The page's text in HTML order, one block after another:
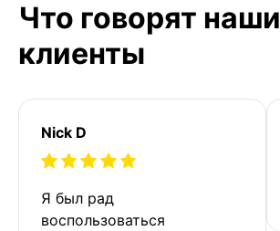
Что говорят наши
клиенты
Nick D
Я был рад
воспользоваться